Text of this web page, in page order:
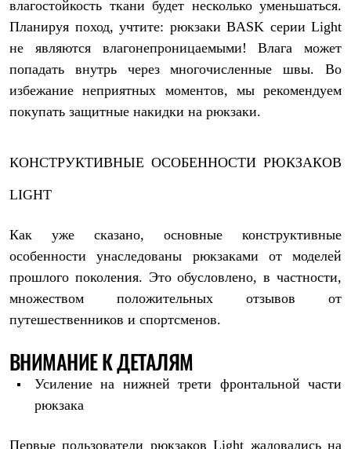
влагостойкость ткани будет несколько уменьшаться.
Планируя поход, учтите: рюкзаки BASK серии Light
не являются влагонепроницаемыми! Влага может
попадать внутрь через многочисленные швы. Во
избежание неприятных моментов, мы рекомендуем
покупать защитные накидки на рюкзаки.
КОНСТРУКТИВНЫЕ ОСОБЕННОСТИ РЮКЗАКОВ
LIGHT
Как уже сказано, основные конструктивные
особенности унаследованы рюкзаками от моделей
прошлого поколения. Это обусловлено, в частности,
множеством положительных отзывов от
путешественников и спортсменов.
ВНИМАНИЕ К ДЕТАЛЯМ
Усиление на нижней трети фронтальной части
рюкзака
Первые пользователи рюкзаков Light жаловались на